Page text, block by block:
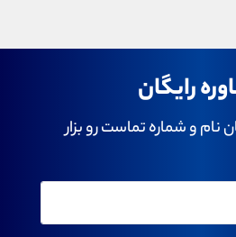
رایگان
نام و شماره تماست رو بزار